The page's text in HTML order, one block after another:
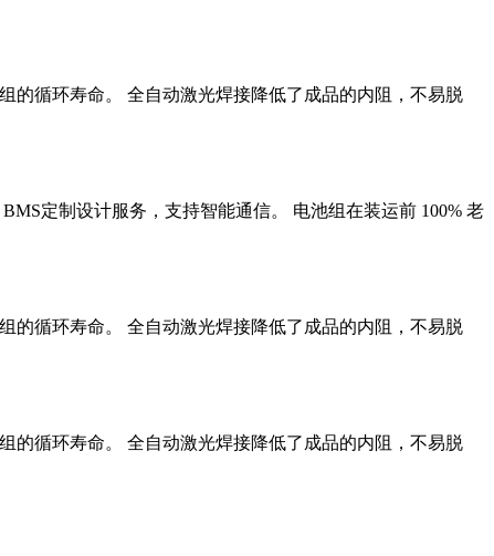
的循环寿命。 全自动激光焊接降低了成品的内阻，不易脱
定制设计服务，支持智能通信。 电池组在装运前 100% 老
的循环寿命。 全自动激光焊接降低了成品的内阻，不易脱
的循环寿命。 全自动激光焊接降低了成品的内阻，不易脱